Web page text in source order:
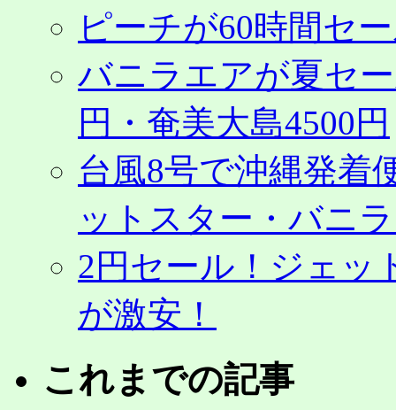
ピーチが60時間セ
バニラエアが夏セ
円・奄美大島4500円
台風8号で沖縄発着
ットスター・バニ
2円セール！ジェッ
が激安！
これまでの記事